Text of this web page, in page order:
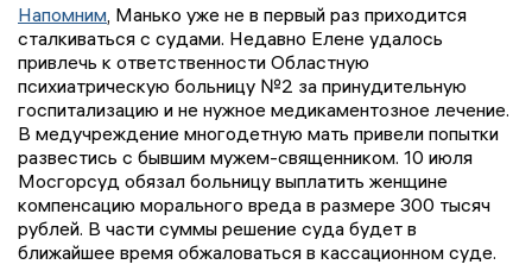
Напомним , Манько уже не в первый раз приходится
сталкиваться с судами. Недавно Елене удалось
привлечь к ответственности Областную
психиатрическую больницу №2 за принудительную
госпитализацию и не нужное медикаментозное лечение.
В медучреждение многодетную мать привели попытки
развестись с бывшим мужем-священником. 10 июля
Мосгорсуд обязал больницу выплатить женщине
компенсацию морального вреда в размере 300 тысяч
рублей. В части суммы решение суда будет в
ближайшее время обжаловаться в кассационном суде.